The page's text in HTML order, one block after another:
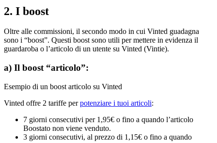
2. I boost
Oltre alle commissioni, il secondo modo in cui Vinted guadagna
sono i “boost”. Questi boost sono utili per mettere in evidenza il
guardaroba o l’articolo di un utente su Vinted (Vintie).
a) Il boost “articolo”:
Esempio di un boost articolo su Vinted
Vinted offre 2 tariffe perpotenziare i tuoi articoli:
7 giorni consecutivi per 1,95€ o fino a quando l’articolo
Boostato non viene venduto.
3 giorni consecutivi, al prezzo di 1,15€ o fino a quando